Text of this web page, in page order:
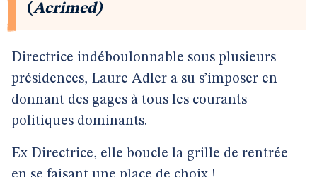
(Acrimed)
Directrice indéboulonnable sous plusieurs
présidences, Laure Adler a su s’imposer en
donnant des gages à tous les courants
politiques dominants.
Ex Directrice, elle boucle la grille de rentrée